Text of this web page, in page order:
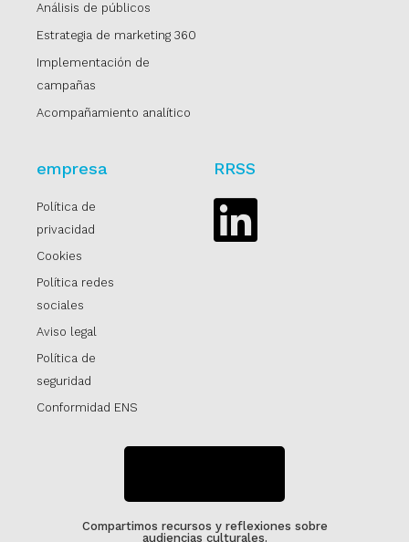
Análisis de públicos
Estrategia de marketing 360
Implementación de
campañas
Acompañamiento analítico
empresa
Política de
privacidad
Cookies
Política redes
sociales
Aviso legal
Política de
seguridad
Conformidad ENS
RRSS
Compartimos recursos y reflexiones sobre
audiencias culturales.